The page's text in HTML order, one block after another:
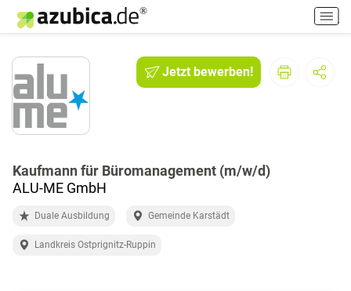
H
a
p
Jetzt bewerben!
Kaufmann für Büromanagement (m/w/d)
ALU-ME GmbH
Duale Ausbildung Gemeinde Karstädt
Landkreis Ostprignitz-Ruppin